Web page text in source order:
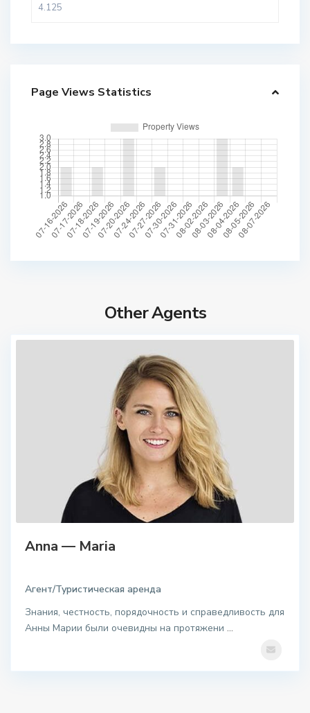
Page Views Statistics
Other Agents
Anna — Maria
Агент/Туристическая аренда
Знания, честность, порядочность и справедливость для
Анны Марии были очевидны на протяжени...